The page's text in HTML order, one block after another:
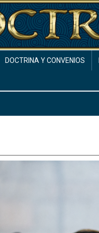
DOCTRINA Y CONVENIOS